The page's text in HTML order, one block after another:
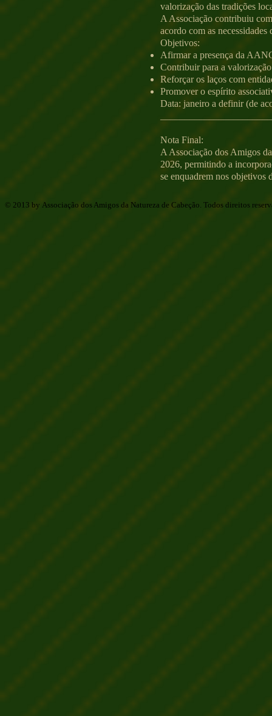
valorização das tradições
A Associação contribuiu
acordo com as
Objetivos:
Afirmar a presença da
Contribuir para a
Reforçar os laços com
Promover o espírito
Data: janeiro a definir (de
Nota Final:
A Associação dos Amigos
2026, permitindo a
se enquadrem nos objetivos
© 2013 by Associação dos Amigos da Natureza de Cabeção. Todos direitos